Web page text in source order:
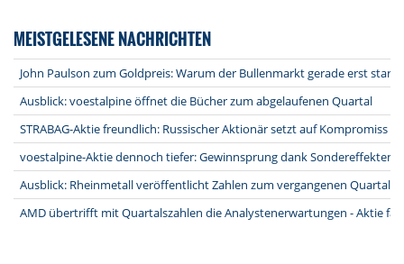
MEISTGELESENE NACHRICHTEN
John Paulson zum Goldpreis: Warum der Bullenmarkt gerade erst
Ausblick: voestalpine öffnet die Bücher zum abgelaufenen Quartal
STRABAG-Aktie freundlich: Russischer Aktionär setzt auf Kompromiss
voestalpine-Aktie dennoch tiefer: Gewinnsprung dank Sondereffekten
Ausblick: Rheinmetall veröffentlicht Zahlen zum vergangenen Quartal
AMD übertrifft mit Quartalszahlen die Analystenerwartungen - Aktie